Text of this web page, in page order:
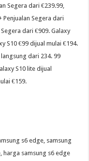
Segera dari €239.99,
Penjualan Segera dari
dari €909. Galaxy
S10 €99 dijual mulai €194.
dari 234. 99
S10 lite dijual
€159.
s6 edge, samsung
harga samsung s6 edge